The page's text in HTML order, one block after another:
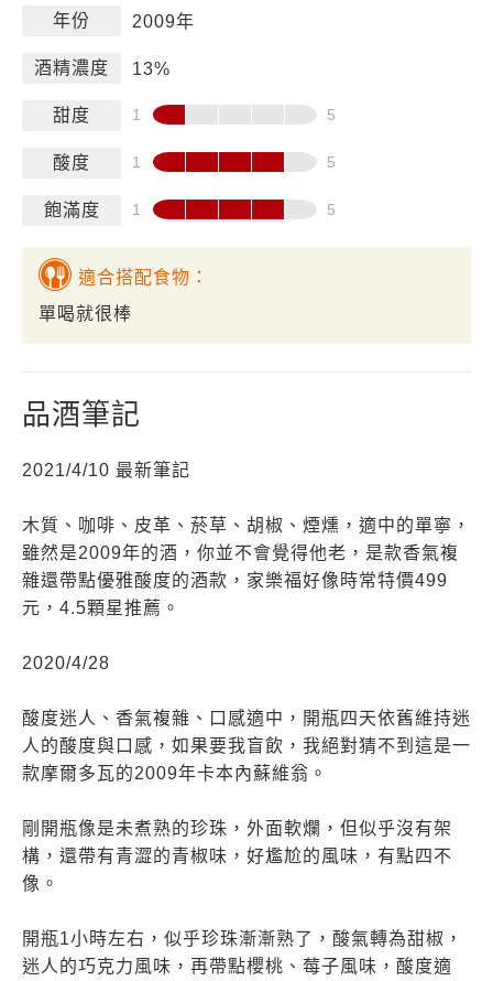
年份 2009年
酒精濃度 13%
甜度
酸度
飽滿度
適合搭配食物：
單喝就很棒
品酒筆記
2021/4/10 最新筆記
木質、咖啡、皮革、菸草、胡椒、煙燻，適中的單寧，
雖然是2009年的酒，你並不會覺得他老，是款香氣複
雜還帶點優雅酸度的酒款，家樂福好像時常特價499
元，4.5顆星推薦。
2020/4/28
酸度迷人、香氣複雜、口感適中，開瓶四天依舊維持迷
人的酸度與口感，如果要我盲飲，我絕對猜不到這是一
款摩爾多瓦的2009年卡本內蘇維翁。
剛開瓶像是未煮熟的珍珠，外面軟爛，但似乎沒有架
構，還帶有青澀的青椒味，好尷尬的風味，有點四不
像。
開瓶1小時左右，似乎珍珠漸漸熟了，酸氣轉為甜椒，
迷人的巧克力風味，再帶點櫻桃、莓子風味，酸度適